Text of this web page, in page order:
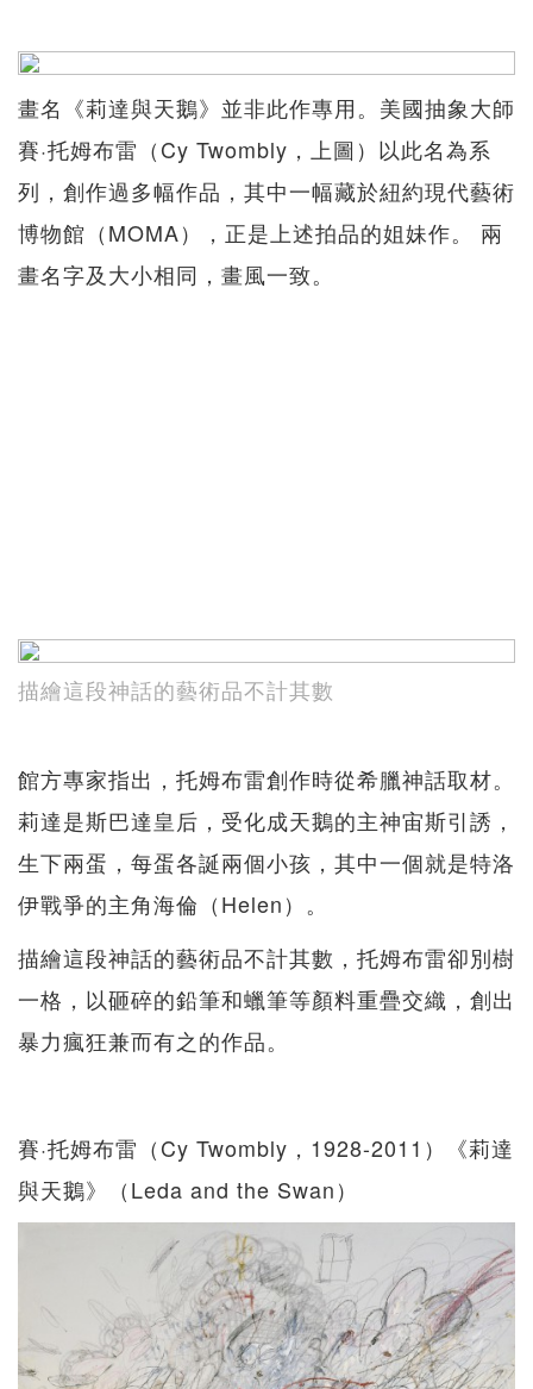
畫名《莉達與天鵝》並非此作專用。美國抽象大師
賽·托姆布雷（Cy Twombly，上圖）以此名為系
列，創作過多幅作品，其中一幅藏於紐約現代藝術
博物館（MOMA），正是上述拍品的姐妹作。 兩
畫名字及大小相同，畫風一致。
描繪這段神話的藝術品不計其數
館方專家指出，托姆布雷創作時從希臘神話取材。
莉達是斯巴達皇后，受化成天鵝的主神宙斯引誘，
生下兩蛋，每蛋各誕兩個小孩，其中一個就是特洛
伊戰爭的主角海倫（Helen）。
描繪這段神話的藝術品不計其數，托姆布雷卻別樹
一格，以砸碎的鉛筆和蠟筆等顏料重疊交織，創出
暴力瘋狂兼而有之的作品。
賽·托姆布雷（Cy Twombly，1928-2011）《莉達
與天鵝》（Leda and the Swan）